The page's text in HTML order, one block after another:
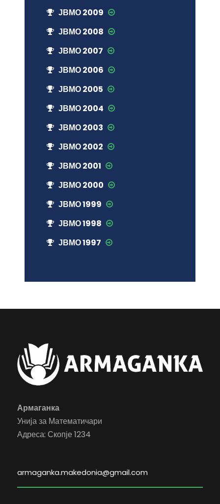
ЈВМО 2009
ЈВМО 2008
ЈВМО 2007
ЈВМО 2006
ЈВМО 2005
ЈВМО 2004
ЈВМО 2003
ЈВМО 2002
ЈВМО 2001
ЈВМО 2000
ЈВМО 1999
ЈВМО 1998
ЈВМО 1997
Армаганка
Унија за Математичари
Адреса: Скопје 1234
armaganka.makedonia@gmail.com